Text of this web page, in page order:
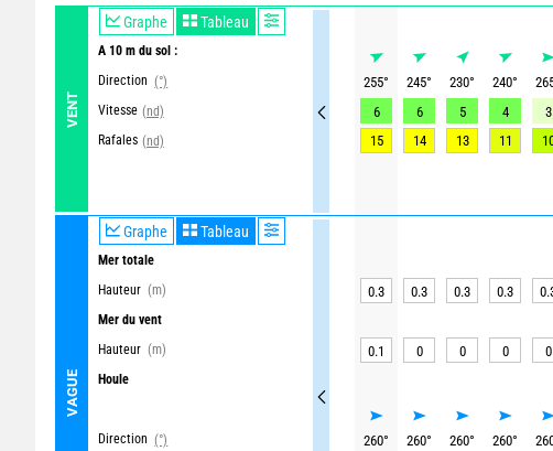
VENT
Graphe Tableau
A 10 m du sol :
Direction (°)
Vitesse (nd)
Rafales (nd)
VAGUE
Graphe Tableau
Mer totale
Hauteur (m)
Mer du vent
Hauteur (m)
Houle
Direction (°)
255° 245° 230° 240°
6
6 5 4 3
15
14 13 11
0.3 0.3 0.3 0.3
0.1 0 0 0 0
260° 260° 260° 260°